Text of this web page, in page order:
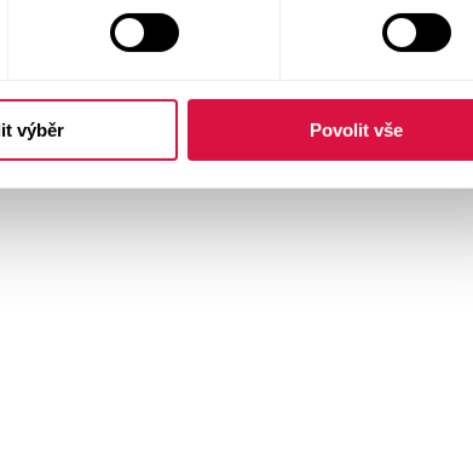
výběr Povolit vše